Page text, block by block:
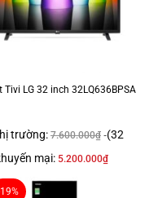
Tivi LG 32 inch 32LQ636BPSA
trường: 7.600.000₫ (32
mại: 5.200.000₫